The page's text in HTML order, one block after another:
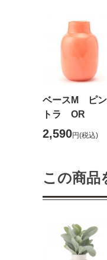
ベースM ピン
トラ OR
2,590円(税込)
この商品